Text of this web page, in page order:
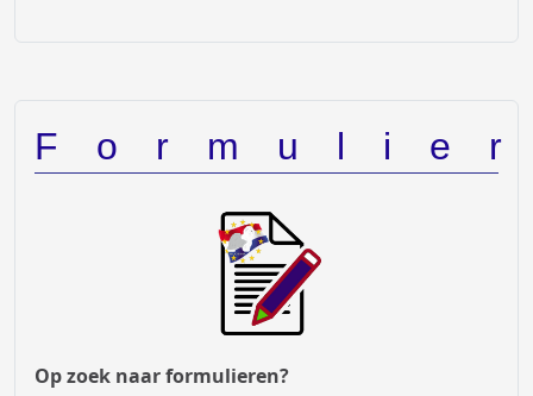
Op zoek naar formulieren?